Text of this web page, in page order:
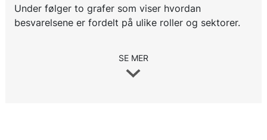
Under følger to grafer som viser hvordan
besvarelsene er fordelt på ulike roller og sektorer.
SE MER